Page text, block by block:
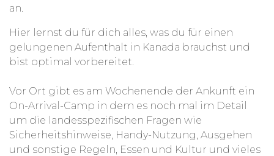
an.
Hier lernst du für dich alles, was du für einen
gelungenen Aufenthalt in Kanada brauchst und
bist optimal vorbereitet.
Vor Ort gibt es am Wochenende der Ankunft ein
On-Arrival-Camp in dem es noch mal im Detail
um die landesspezifischen Fragen wie
Sicherheitshinweise, Handy-Nutzung, Ausgehen
und sonstige Regeln, Essen und Kultur und vieles